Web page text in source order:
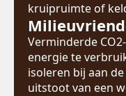
kruipruimte of
Verminderde
energie te
isoleren bij aan
uitstoot van een